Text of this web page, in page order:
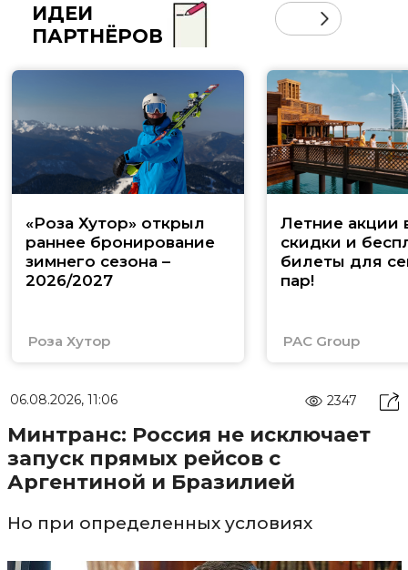
ИДЕИ
ПАРТНЁРОВ
«Роза Хутор» открыл
раннее бронирование
зимнего сезона –
2026/2027
Роза Хутор
Летние акции
скидки и
билеты для
пар!
PAC Group
06.08.2026, 11:06 2347
Минтранс: Россия не исключает
запуск прямых рейсов с
Аргентиной и Бразилией
Но при определенных условиях